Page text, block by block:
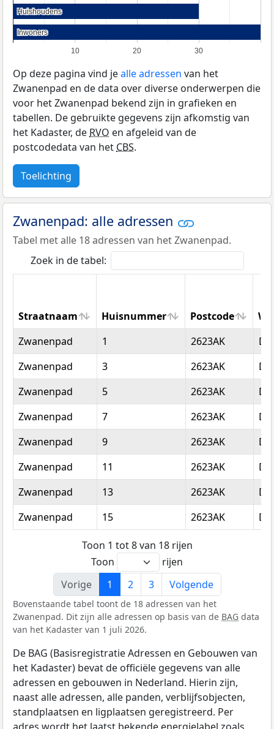
10 20 30
Huishoudens
Huishoudens
Inwoners
Inwoners
Op deze pagina vind jealle adressen van het
Zwanenpad en de data over diverse onderwerpen die
voor het Zwanenpad bekend zijn in grafieken en
tabellen. De gebruikte gegevens zijn afkomstig van
het Kadaster, deRVO en afgeleid van de
postcodedata van hetCBS.
Toelichting
Zwanenpad: alle adressen
Tabel met alle 18 adressen van het Zwanenpad.
Zoek in de tabel:
Straatnaam Huisnummer Postcode
Straatnaam
Huisnummer Postcode
Zwanenpad 1 2623AK
Zwanenpad
3 2623AK
Zwanenpad
5 2623AK
Zwanenpad
7 2623AK
Zwanenpad
9 2623AK
Zwanenpad
11 2623AK
Zwanenpad
13 2623AK
Zwanenpad
15 2623AK
Toon 1 tot 8 van 18 rijen
Toon
rijen
Vorige
1 2 3 Volgende
Bovenstaande tabel toont de 18 adressen van het
Zwanenpad. Dit zijn alle adressen op basis van de BAG data
van het Kadaster van 1 juli 2026.
De BAG (Basisregistratie Adressen en Gebouwen van
het Kadaster) bevat de officiële gegevens van alle
adressen en gebouwen in Nederland. Hierin zijn,
naast alle adressen, alle panden, verblijfsobjecten,
standplaatsen en ligplaatsen geregistreerd. Per